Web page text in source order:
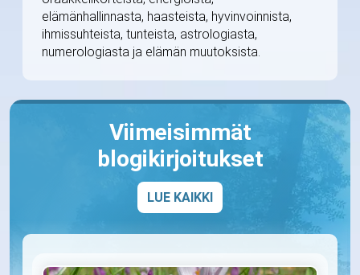
elämänhallinnasta, haasteista, hyvinvoinnista,
ihmissuhteista, tunteista, astrologiasta,
numerologiasta ja elämän muutoksista.
Viimeisimmät
blogikirjoitukset
LUE KAIKKI